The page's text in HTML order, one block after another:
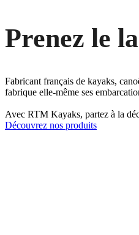
Prenez le
Fabricant français de kayaks,
fabrique elle-même ses
Avec RTM Kayaks, partez à la
Découvrez nos produits